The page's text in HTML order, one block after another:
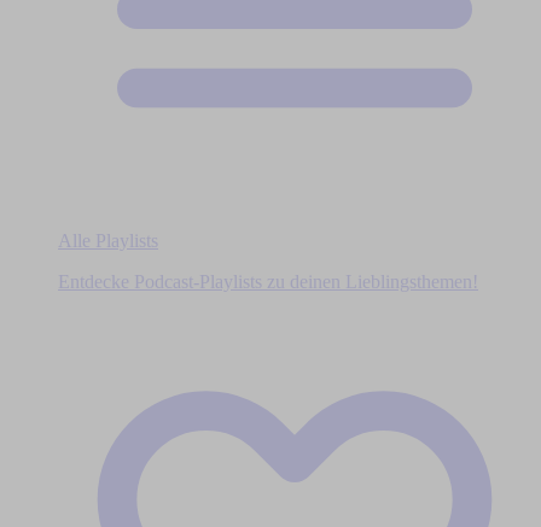
Alle Playlists
Entdecke Podcast-Playlists zu deinen Lieblingsthemen!